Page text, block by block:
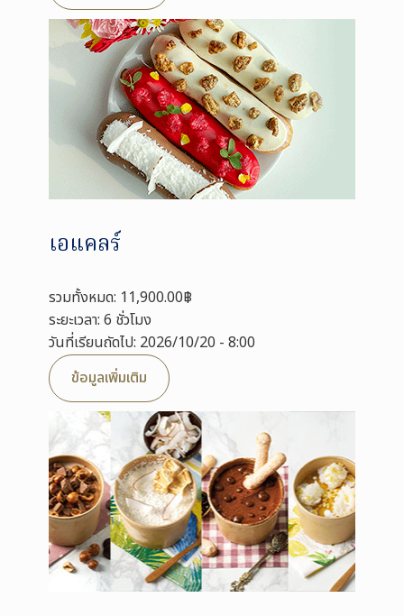
เอแคลร์
รวมทั้งหมด: 11,900.00฿
ระยะเวลา: 6 ชั่วโมง
วันที่เรียนถัดไป: 2026/10/20 - 8:00
ข้อมูลเพิ่มเติม